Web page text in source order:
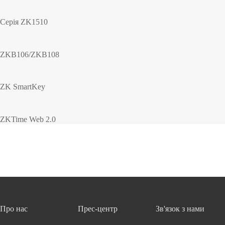
Серія ZK1510
ZKB106/ZKB108
ZK SmartKey
ZKTime Web 2.0
Про нас Прес-центр Зв'язок з нами